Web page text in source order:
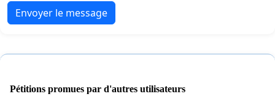
Envoyer le message
Pétitions promues par d'autres utilisateurs